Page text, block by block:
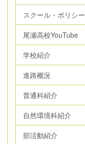
スクール・ポリシー
尾瀬高校YouTube
学校紹介
進路概況
普通科紹介
自然環境科紹介
部活動紹介